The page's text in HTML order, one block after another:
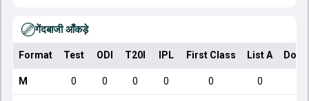
गेंदबाजी आँकड़े
Format Test ODI T20I IPL First Class List A
M 0 0 0 0 0 0